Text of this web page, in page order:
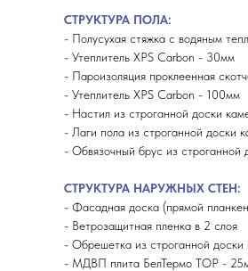
СТРУКТУРА ПОЛА:
- Полусухая стяжка с водяным
- Утеплитель XPS Carbon - 30мм
- Пароизоляция проклеенная
- Утеплитель XPS Carbon - 100мм
- Настил из строганной доски
- Лаги пола из строганной доски
- Обвязочный брус из
СТРУКТУРА НАРУЖНЫХ СТЕН:
- Фасадная доска (прямой
- Ветрозащитная пленка в 2 слоя
- Обрешетка из строганной
- МДВП плита БелТермо ТОP -